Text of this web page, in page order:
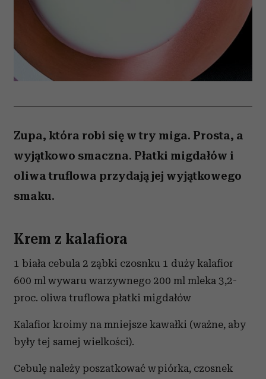
Zupa, która robi się w try miga. Prosta, a
wyjątkowo smaczna. Płatki migdałów i
oliwa truflowa przydają jej wyjątkowego
smaku.
Krem z kalafiora
1 biała cebula 2 ząbki czosnku 1 duży kalafior
600 ml wywaru warzywnego 200 ml mleka 3,2-
proc. oliwa truflowa płatki migdałów
Kalafior kroimy na mniejsze kawałki (ważne, aby
były tej samej wielkości).
Cebulę należy poszatkować w piórka, czosnek